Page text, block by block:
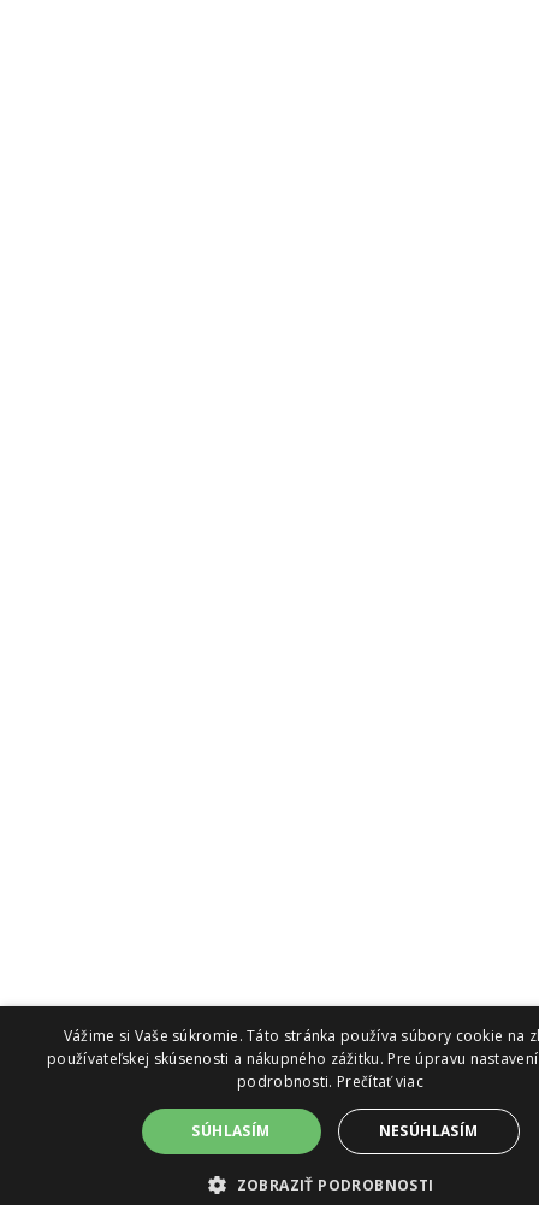
Vážime si Vaše súkromie. Táto stránka používa súbory cookie na
používateľskej skúsenosti a nákupného zážitku. Pre úpravu
podrobnosti. Prečítať viac
SÚHLASÍM NESÚHLASÍM
ZOBRAZIŤ PODROBNOSTI